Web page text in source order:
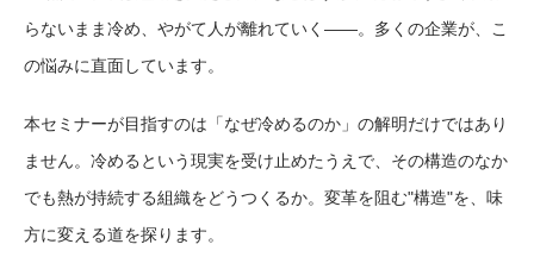
らないまま冷め、やがて人が離れていく――。多くの企業が、こ
の悩みに直面しています。
本セミナーが目指すのは「なぜ冷めるのか」の解明だけではあり
ません。冷めるという現実を受け止めたうえで、その構造のなか
でも熱が持続する組織をどうつくるか。変革を阻む"構造"を、味
方に変える道を探ります。